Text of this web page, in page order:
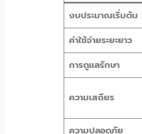
งบประมาณเริ่มต้น
ค่าใช้จ่ายระยะยาว
การดูแลรักษา
ความเสถียร
ความปลอดภัย